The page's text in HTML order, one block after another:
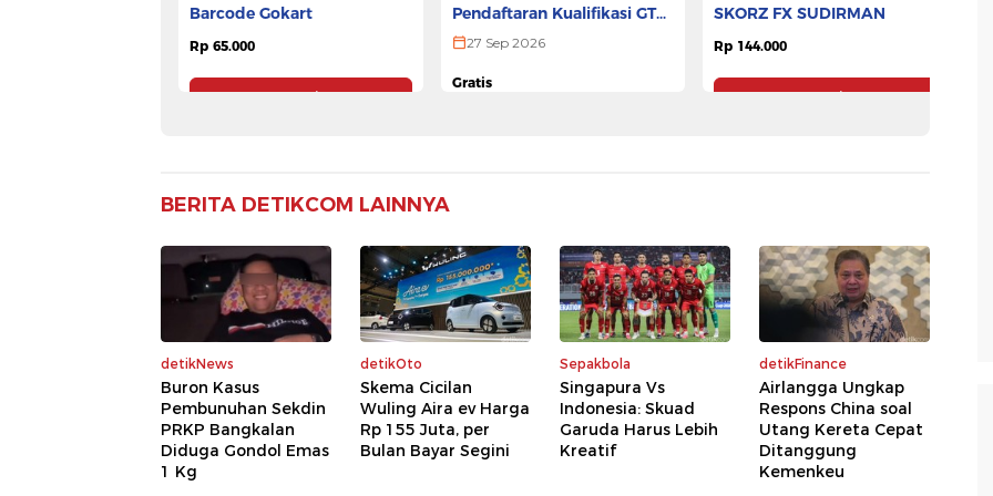
Barcode Gokart
Rp 65.000
Pesan Tiket
Pendaftaran Kualifikasi GTR
ULTRA 2026
27 Sep 2026
Gratis
SKORZ FX SUDIRMAN
Rp 144.000
Pesan Tiket
BERITA DETIKCOM LAINNYA
detikNews
Buron Kasus
Pembunuhan Sekdin
PRKP Bangkalan
Diduga Gondol Emas
1 Kg
detikOto
Skema Cicilan
Wuling Aira ev Harga
Rp 155 Juta, per
Bulan Bayar Segini
Sepakbola
Singapura Vs
Indonesia: Skuad
Garuda Harus Lebih
Kreatif
detikFinance
Airlangga Ungkap
Respons China soal
Utang Kereta Cepat
Ditanggung
Kemenkeu